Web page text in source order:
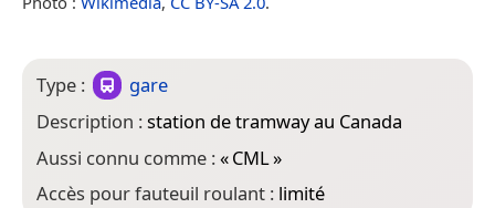
Type :
gare
Description :station de tramway au Canada
Aussi connu comme :«CML»
Accès pour fauteuil roulant : limité